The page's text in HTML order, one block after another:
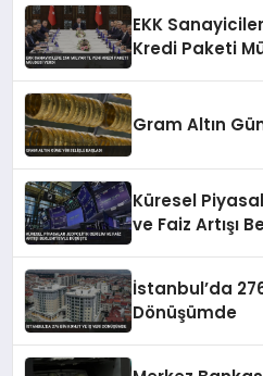
EKK
Kredi Paketi
Gram Altın
Küresel
ve Faiz Artışı
İstanbul’da
Dönüşümde